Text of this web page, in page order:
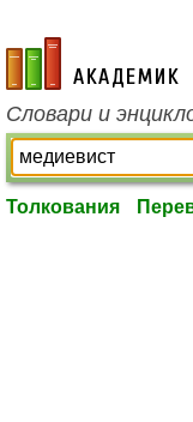
academic.ru
Словари и
Толкования